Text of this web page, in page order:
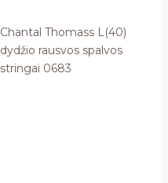
Chantal Thomass L(40)
dydžio rausvos spalvos
stringai 0683